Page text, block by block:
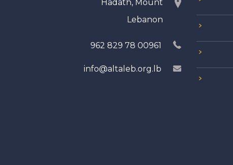
Hadath, Mount
Lebanon
00961 78 829 962
info@altaleb.org.lb